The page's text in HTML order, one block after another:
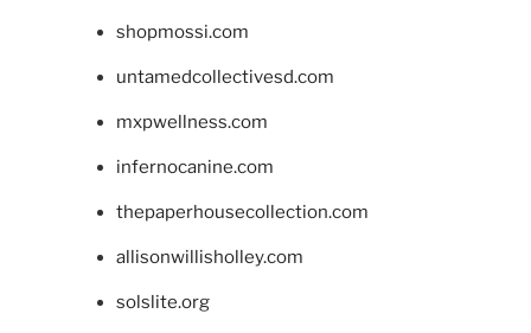
shopmossi.com
untamedcollectivesd.com
mxpwellness.com
infernocanine.com
thepaperhousecollection.com
allisonwillisholley.com
solslite.org